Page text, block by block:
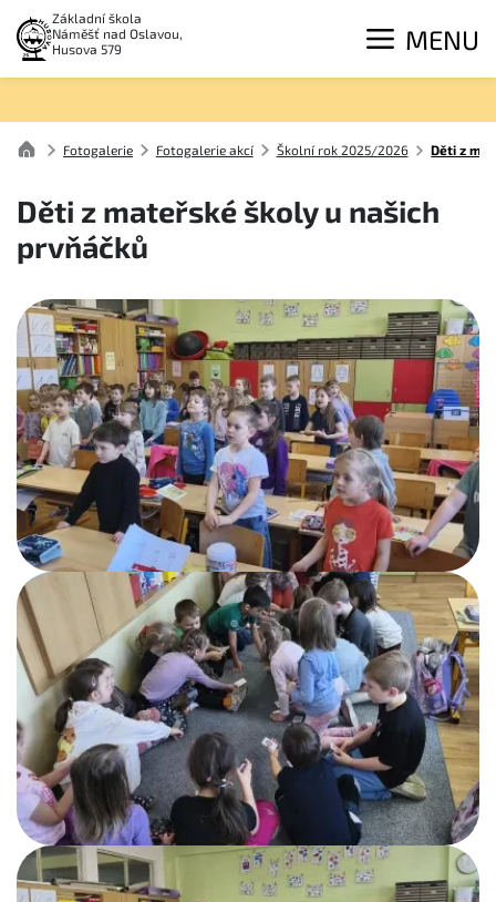
Základní škola
Náměšť nad Oslavou,
Husova 579
MENU
Fotogalerie Fotogalerie akcí Školní rok 2025/2026 Děti z
Děti z mateřské školy u našich
prvňáčků